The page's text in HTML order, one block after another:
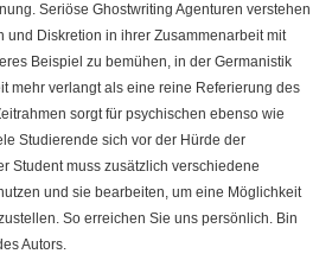
Seriöse Ghostwriting Agenturen verstehen
und Diskretion in ihrer Zusammenarbeit mit
Beispiel zu bemühen, in der Germanistik
mehr verlangt als eine reine Referierung des
sorgt für psychischen ebenso wie
Studierende sich vor der Hürde der
Student muss zusätzlich verschiedene
und sie bearbeiten, um eine Möglichkeit
So erreichen Sie uns persönlich. Bin
Autors.